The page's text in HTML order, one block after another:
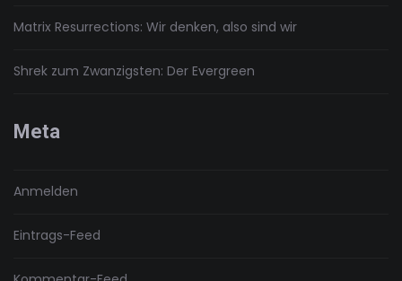
Matrix Resurrections: Wir denken, also sind wir
Shrek zum Zwanzigsten: Der Evergreen
Meta
Anmelden
Eintrags-Feed